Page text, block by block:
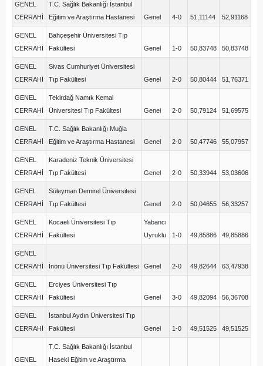
GENEL
CERRAHİ
T.C. Sağlık Bakanlığı İstanbul
Eğitim ve Araştırma Hastanesi
Genel 4-0 51,11144 52,91168
GENEL
CERRAHİ
Bahçeşehir Üniversitesi Tıp
Fakültesi
Genel 1-0 50,83748 50,83748
GENEL
CERRAHİ
Sivas Cumhuriyet Üniversitesi
Tıp Fakültesi
Genel 2-0 50,80444 51,76371
GENEL
CERRAHİ
Tekirdağ Namık Kemal
Üniversitesi Tıp Fakültesi
Genel 2-0 50,79124 51,69575
GENEL
CERRAHİ
T.C. Sağlık Bakanlığı Muğla
Eğitim ve Araştırma Hastanesi
Genel 2-0 50,47746 55,07957
GENEL
CERRAHİ
Karadeniz Teknik Üniversitesi
Tıp Fakültesi
Genel 2-0 50,33944 53,03606
GENEL
CERRAHİ
Süleyman Demirel Üniversitesi
Tıp Fakültesi
Genel 2-0 50,04655 56,33257
GENEL
CERRAHİ
Kocaeli Üniversitesi Tıp
Fakültesi
Yabancı
Uyruklu
1-0 49,85886 49,85886
GENEL
CERRAHİ
İnönü Üniversitesi Tıp Fakültesi Genel 2-0 49,82644 63,47938
GENEL
CERRAHİ
Erciyes Üniversitesi Tıp
Fakültesi
Genel 3-0 49,82094 56,36708
GENEL
CERRAHİ
İstanbul Aydın Üniversitesi Tıp
Fakültesi
Genel 1-0 49,51525 49,51525
GENEL
T.C. Sağlık Bakanlığı İstanbul
Haseki Eğitim ve Araştırma